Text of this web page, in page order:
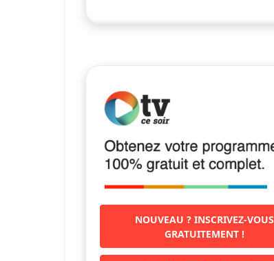
NOUVEAU ? INSCRIVEZ-VOUS
GRATUITEMENT !